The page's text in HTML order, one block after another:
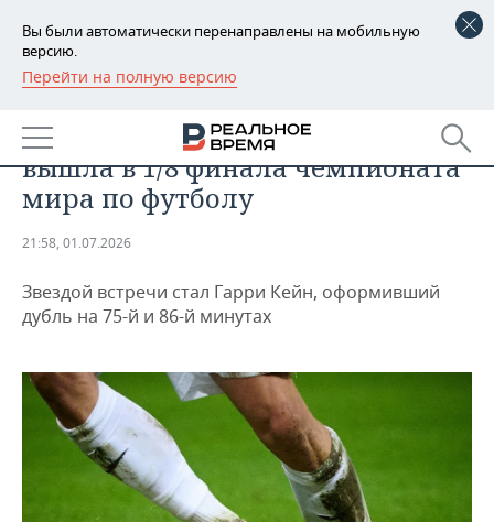
Вы были автоматически перенаправлены на мобильную
версию.
Перейти на полную версию
РЕГИОНЫ
БАШКОРТОСТАН
ТАТАРСТАН
НОВОСТИ
АНАЛИТИКА
ДЕКЛАРАЦИИ О ДОХОДАХ
КОРОЛИ ГОСЗАКАЗА ПФО
ВУЗЫ ТАТАРСТАНА
КОМУ ПРИНАДЛЕЖАТ
ТОРГОВЫЕ ЦЕНТРЫ
ТАТАРСТАНА
НОВОСТИ ЭКОНОМИКИ
ФИНАНСЫ
БАНКИ
БЮДЖЕТ
ИНВЕСТИЦИИ
ПРОМЫШЛЕННОСТЬ
НОВОСТИ
АГРОПРОМ
МАШИНОСТРОЕНИЕ
НЕФТЕХИМИЯ
НЕДВИЖИМОСТЬ
НОВОСТИ НЕДВИЖИМОСТИ
АВТО
НОВОСТИ АВТО
БИЗНЕС
НОВОСТИ БИЗНЕСА
ТЕХНОЛОГИИ
Англия обыграла ДР Конго и
вышла в 1/8 финала чемпионата
мира по футболу
21:58, 01.07.2026
Звездой встречи стал Гарри Кейн, оформивший
дубль на 75-й и 86-й минутах